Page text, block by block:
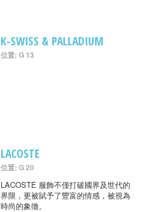
K-SWISS & PALLADIUM
位置: G 13
LACOSTE
位置: G 20
LACOSTE 服飾不僅打破國界及世代的
界限，更被賦予了豐富的情感，被視為
時尚的象徵。